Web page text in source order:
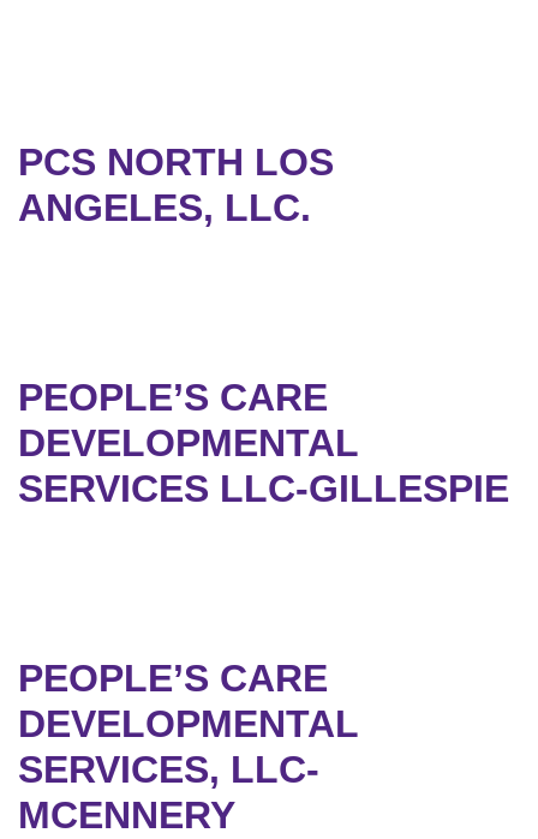
PCS NORTH LOS
ANGELES, LLC.
PEOPLE’S CARE
DEVELOPMENTAL
SERVICES LLC-GILLESPIE
PEOPLE’S CARE
DEVELOPMENTAL
SERVICES, LLC-
MCENNERY